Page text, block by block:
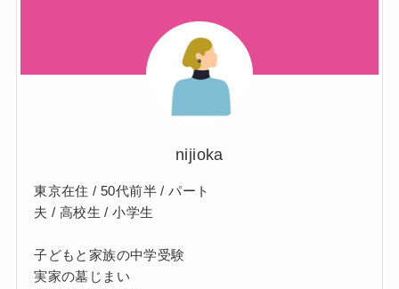
nijioka
東京在住 / 50代前半 / パート
夫 / 高校生 / 小学生
子どもと家族の中学受験
実家の墓じまい